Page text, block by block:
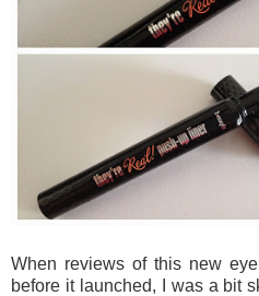
When reviews of this new
before it launched, I was a bit